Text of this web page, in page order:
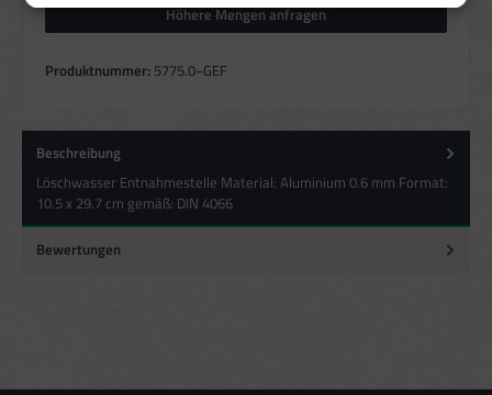
Höhere Mengen anfragen
Produktnummer: 5775.0−GEF
Beschreibung
Löschwasser Entnahmestelle Material: Aluminium 0.6 mm Format:
10.5 x 29.7 cm gemäß: DIN 4066
Bewertungen
Verwendung von Profilen zur Auswahl personalisierter Inhalte
Messung der Werbeleistung
aus verschiedenen Quellen
Besondere Features:
Verwendung genauer Standortdaten
Endgeräteeigenschaften zur Identifikation aktiv abfragen